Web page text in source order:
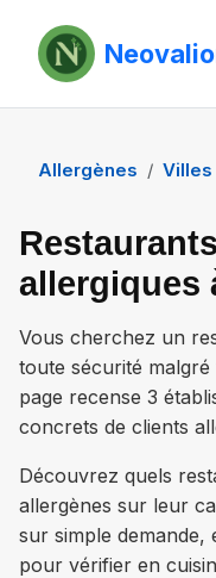
Allergènes Villes
allergiques
Vous cherchez un
toute sécurité malgré
page recense 3
concrets de clients
Découvrez quels
allergènes sur leur
sur simple
pour vérifier en